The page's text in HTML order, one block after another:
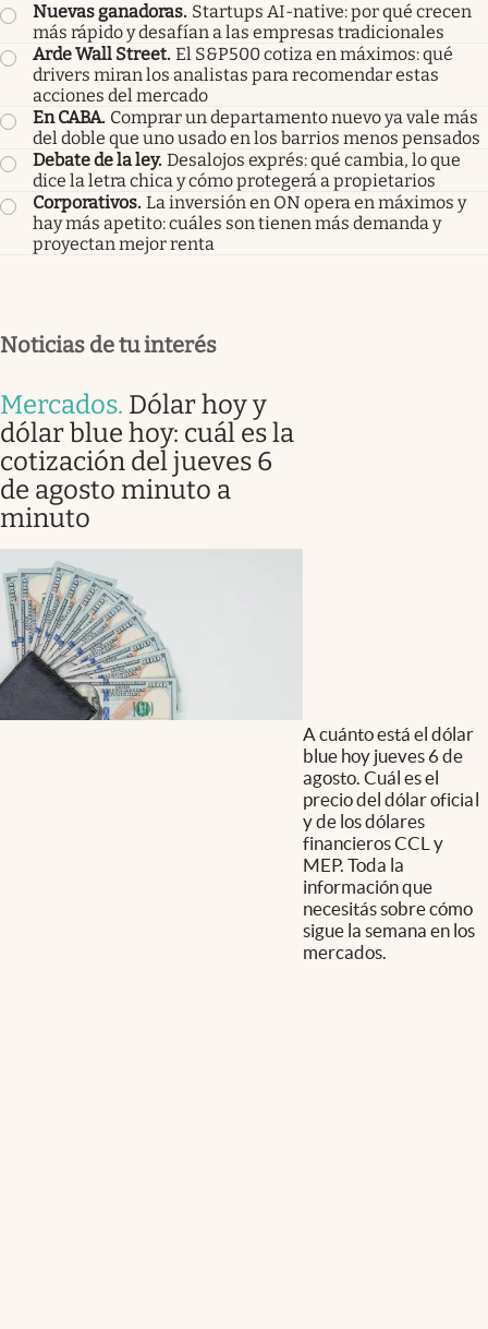
Nuevas ganadoras. Startups AI-native: por qué crecen
más rápido y desafían a las empresas tradicionales
Arde Wall Street. El S&P500 cotiza en máximos: qué
drivers miran los analistas para recomendar estas
acciones del mercado
En CABA. Comprar un departamento nuevo ya vale más
del doble que uno usado en los barrios menos pensados
Debate de la ley. Desalojos exprés: qué cambia, lo que
dice la letra chica y cómo protegerá a propietarios
Corporativos. La inversión en ON opera en máximos y
hay más apetito: cuáles son tienen más demanda y
proyectan mejor renta
Noticias de tu interés
Mercados. Dólar hoy y
dólar blue hoy: cuál es la
cotización del jueves 6
de agosto minuto a
minuto
A cuánto está el dólar
blue hoy jueves 6 de
agosto. Cuál es el
precio del dólar oficial
y de los dólares
financieros CCL y
MEP. Toda la
información que
necesitás sobre cómo
sigue la semana en los
mercados.